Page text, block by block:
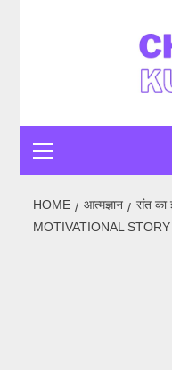
Menu
HOME आत्मज्ञान
संत का
MOTIVATIONAL